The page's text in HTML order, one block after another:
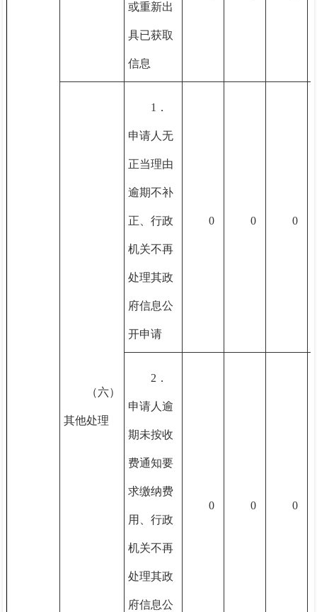
或重新出
具已获取
信息
（六）
其他处理
1．
申请人无
正当理由
逾期不补
正、行政
机关不再
处理其政
府信息公
开申请
0 0 0
2．
申请人逾
期未按收
费通知要
求缴纳费
用、行政
机关不再
处理其政
府信息公
0 0 0